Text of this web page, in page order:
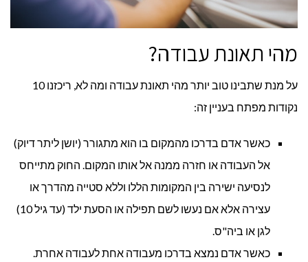
מהי תאונת עבודה?
על מנת שתבינו טוב יותר מהי תאונת עבודה ומה לא, ריכזנו 10
נקודות מפתח בעניין זה:
כאשר אדם בדרכו מהמקום בו הוא מתגורר (יושן ליתר דיוק)
אל העבודה או חזרה ממנה אל אותו המקום. החוק מתייחס
לנסיעה ישירה בין המקומות הללו וללא סטייה מהדרך או
עצירה אלא אם נעשו לשם תפילה או הסעת ילד (עד גיל 10)
לגן או ביה"ס.
כאשר אדם נמצא בדרכו מעבודה אחת לעבודה אחרת.